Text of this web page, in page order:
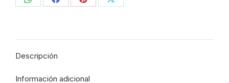
R
-
CompartirCompartirCompartirCompartir
Descripción
Información adicional